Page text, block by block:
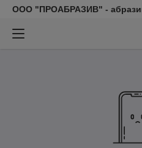
ООО "ПРОАБРАЗИВ" -